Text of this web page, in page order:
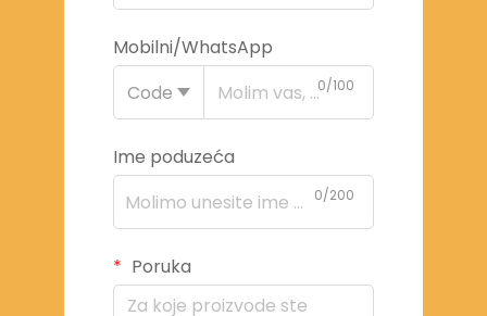
Mobilni/WhatsApp
Code
0/100
Ime poduzeća
0/200
Poruka